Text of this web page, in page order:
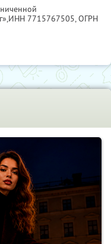
ИНН 7715767505, ОГРН